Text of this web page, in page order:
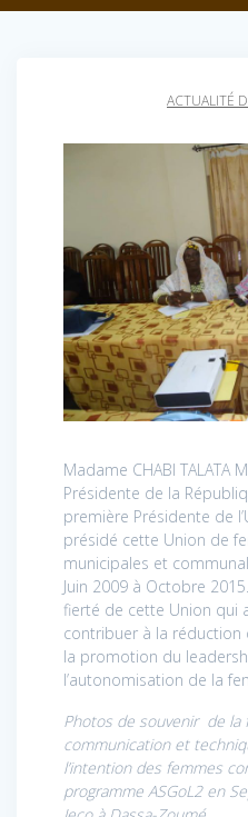
ACTUALITÉ
Madame CHABI TALATA
Présidente de la
première Présidente de
présidé cette Union de
municipales et
Juin 2009 à Octobre
fierté de cette Union qui
contribuer à la réduction
la promotion du
l’autonomisation de la
Photos de souvenir de la
communication et
l’intention des femmes
programme ASGoL2 en